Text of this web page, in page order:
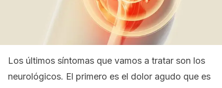
Los últimos síntomas que vamos a tratar son los
neurológicos. El primero es el dolor agudo que es